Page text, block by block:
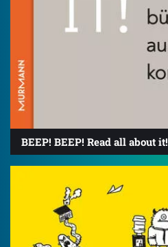
BEEP! BEEP! Read all about it!